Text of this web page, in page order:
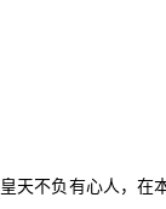
皇天不负有心人，在